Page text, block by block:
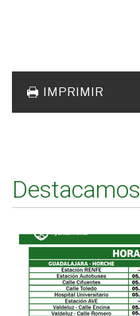
IMPRIMIR
Destacamos